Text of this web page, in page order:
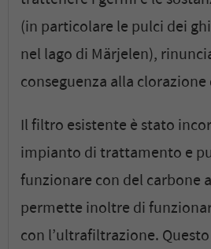
(in particolare le pulci dei
nel lago di Märjelen),
conseguenza alla clorazione
Il filtro esistente è stato
impianto di trattamento e
funzionare con del carbone
permette inoltre di
con l’ultrafiltrazione.